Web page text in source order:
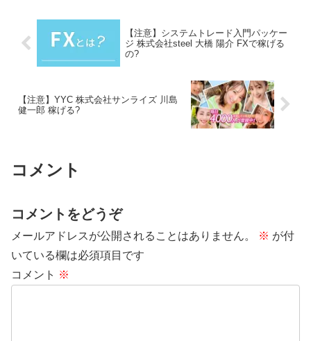
【注意】システムトレード入門パッケー
ジ 株式会社steel 大橋 陽介 FXで稼げる
の?
【注意】YYC 株式会社サンライズ 川島
健一郎 稼げる?
コメント
コメントをどうぞ
メールアドレスが公開されることはありません。 ※ が付
いている欄は必須項目です
コメント ※